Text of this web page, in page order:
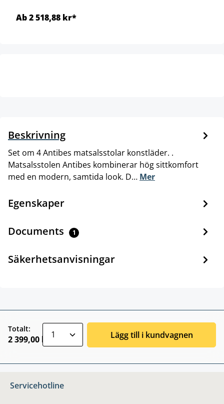
Ab 2 518,88 kr*
Beskrivning
Set om 4 Antibes matsalsstolar konstläder. .
Matsalsstolen Antibes kombinerar hög sittkomfort
med en modern, samtida look. D… Mer
Egenskaper
Documents 1
Säkerhetsanvisningar
Totalt:
2 399,00 kr Lägg till i kundvagnen
Servicehotline